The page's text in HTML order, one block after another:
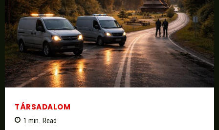
TÁRSADALOM
1 min. Read